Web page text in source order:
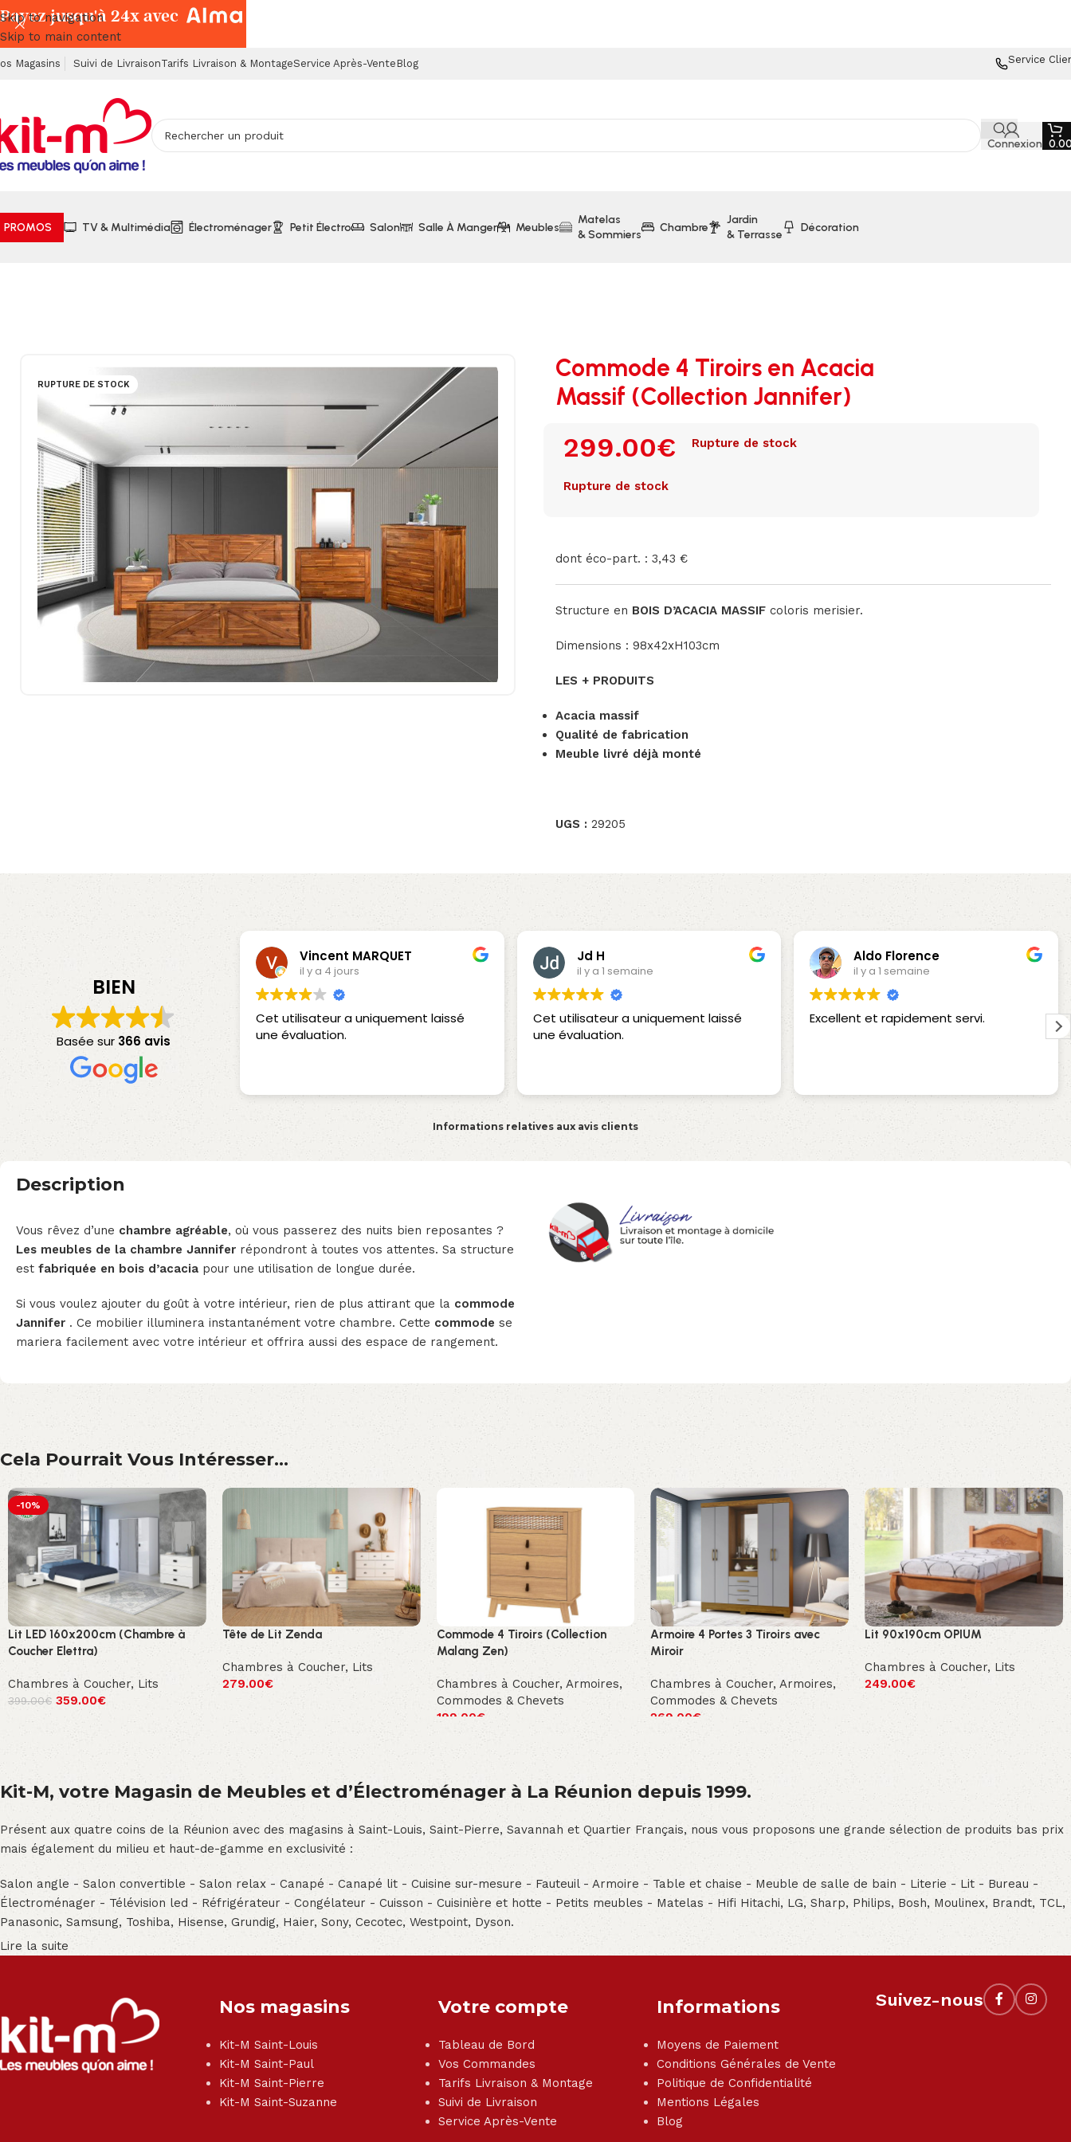
Skip to navigation
Skip to main content
Magasins Suivi de LivraisonTarifs Livraison & MontageService Après-Vente Blog Service
Connexion
PROMOS TV & Multimédia Électroménager Petit Électro Salon Salle À Manger Meubles
Matelas
& Sommiers
Chambre
Jardin
& Terrasse
Décoration
RUPTURE DE STOCK
Commode 4 Tiroirs en Acacia
Massif (Collection Jannifer)
299.00€ Rupture de stock
Rupture de stock
dont éco-part. : 3,43 €
Structure en BOIS D’ACACIA MASSIFcoloris merisier.
Dimensions : 98x42xH103cm
LES + PRODUITS
Acacia massif
Qualité de fabrication
Meuble livré déjà monté
UGS : 29205
BIEN
Basée sur 366 avis
Vincent MARQUET
il y a 4 jours
Cet utilisateur a uniquement laissé
une évaluation.
Jd H
il y a 1 semaine
Cet utilisateur a uniquement laissé
une évaluation.
Aldo Florence
il y a 1 semaine
Excellent et rapidement servi.
Informations relatives aux avis clients
Description
Vous rêvez d’une chambre agréable, où vous passerez des nuits bien reposantes ?
Les meubles de la chambre Jannifer répondront à toutes vos attentes. Sa structure
est fabriquée en bois d’acacia pour une utilisation de longue durée.
Si vous voulez ajouter du goût à votre intérieur, rien de plus attirant que la commode
Jannifer . Ce mobilier illuminera instantanément votre chambre. Cette commode se
mariera facilement avec votre intérieur et offrira aussi des espace de rangement.
Cela Pourrait Vous Intéresser...
-10%
Lit LED 160x200cm (Chambre à
Coucher Elettra)
Chambres à Coucher, Lits
399.00€ 359.00€
Tête de Lit Zenda
Chambres à Coucher, Lits
279.00€
Commode 4 Tiroirs (Collection
Malang Zen)
Chambres à Coucher, Armoires,
Commodes & Chevets
199.00€
Armoire 4 Portes 3 Tiroirs avec
Miroir
Chambres à Coucher,Armoires,
Commodes & Chevets
269.00€
Lit 90x190cm OPIUM
Chambres à Coucher, Lits
249.00€
Kit-M, votre Magasin de Meubles et d’Électroménager à La Réunion depuis 1999.
Présent aux quatre coins de la Réunion avec des magasins à Saint-Louis, Saint-Pierre, Savannah et Quartier Français, nous vous proposons une grande sélection de produits bas prix
mais également du milieu et haut-de-gamme en exclusivité :
Salon angle - Salon convertible - Salon relax - Canapé - Canapé lit - Cuisine sur-mesure - Fauteuil - Armoire - Table et chaise - Meuble de salle de bain - Literie - Lit - Bureau -
Électroménager - Télévision led - Réfrigérateur - Congélateur - Cuisson - Cuisinière et hotte - Petits meubles - Matelas - Hifi Hitachi, LG, Sharp, Philips, Bosh, Moulinex, Brandt, TCL,
Panasonic, Samsung, Toshiba, Hisense, Grundig, Haier, Sony, Cecotec, Westpoint, Dyson.
Lire la suite
Nos magasins
Kit-M Saint-Louis
Kit-M Saint-Paul
Kit-M Saint-Pierre
Kit-M Saint-Suzanne
Votre compte
Tableau de Bord
Vos Commandes
Tarifs Livraison & Montage
Suivi de Livraison
Service Après-Vente
Informations
Moyens de Paiement
Conditions Générales de Vente
Politique de Confidentialité
Mentions Légales
Blog
Suivez-nous
Payez jusqu'à 24x avec